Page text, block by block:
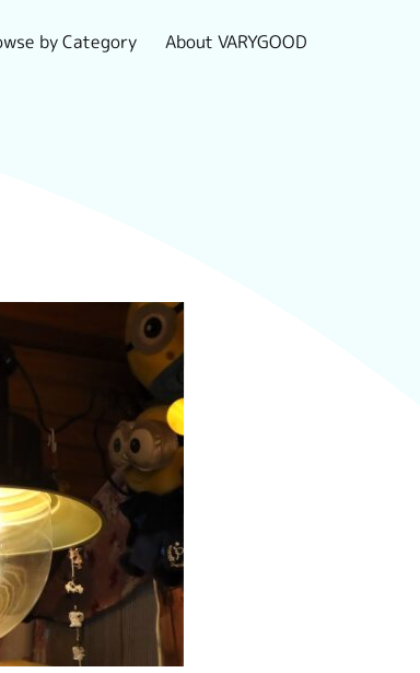
by Category About VARYGOOD